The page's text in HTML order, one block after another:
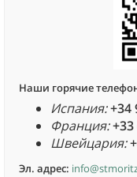
Наши горячие
Испания:+34
Франция:+33
Швейцария:
Эл. адрес: